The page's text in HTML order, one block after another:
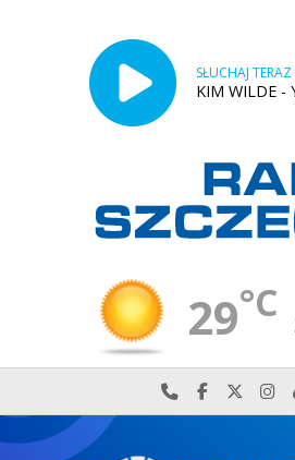
SŁUCHAJ TERAZ
KIM WILDE -
29°C
Najlepiej po
Odwiedź